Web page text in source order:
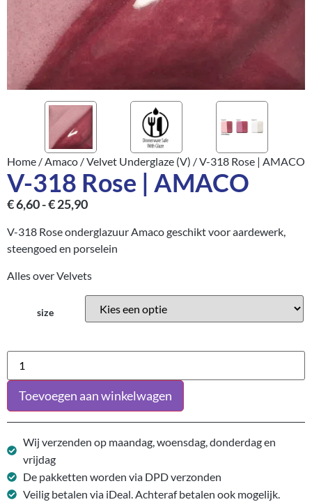
Home /Amaco /Velvet Underglaze (V) / V-318 Rose | AMACO
V-318 Rose | AMACO
€6,60-€25,90
V-318 Rose onderglazuur Amaco geschikt voor aardewerk,
steengoed en porselein
Alles over Velvets
size
Toevoegen aan winkelwagen
Wij verzenden op maandag, woensdag, donderdag en
vrijdag
De pakketten worden via DPD verzonden
Veilig betalen via iDeal. Achteraf betalen ook mogelijk.